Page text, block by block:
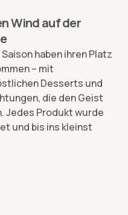
Wind auf der
haben ihren Platz
– mit
Desserts und
die den Geist
Jedes Produkt wurde
und bis ins kleinst